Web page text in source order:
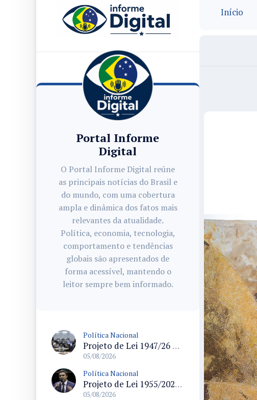
Portal Informe
Digital
O Portal Informe Digital reúne
as principais notícias do Brasil e
do mundo, com uma cobertura
ampla e dinâmica dos fatos mais
relevantes da atualidade.
Política, economia, tecnologia,
comportamento e tendências
globais são apresentados de
forma acessível, mantendo o
leitor sempre bem informado.
Política Nacional
Projeto de Lei 1947/26 propõe fim de margens para cartão de crédito e consignado do INSS
05/08/2026
Política Nacional
Projeto de Lei 1955/2026 propõe criação de geração livre de fumo ao restringir venda de vapes a nascidos desde 1º de janeiro de 2009
05/08/2026
Início